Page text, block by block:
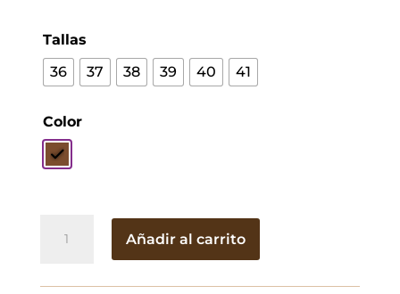
Tallas
36
37 38 39 40 41
Color
Añadir al carrito